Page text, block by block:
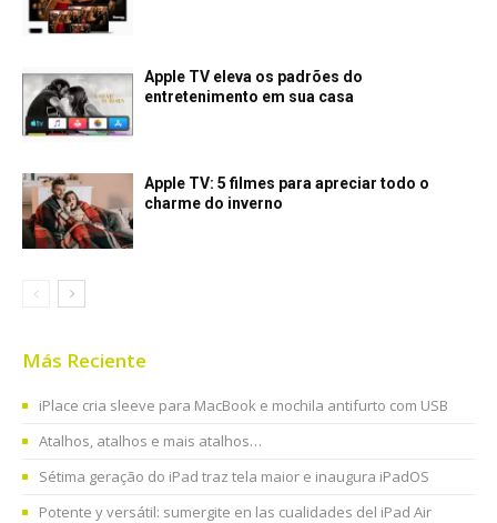
Apple TV eleva os padrões do
entretenimento em sua casa
Apple TV: 5 filmes para apreciar todo o
charme do inverno
Más Reciente
iPlace cria sleeve para MacBook e mochila antifurto com USB
Atalhos, atalhos e mais atalhos…
Sétima geração do iPad traz tela maior e inaugura iPadOS
Potente y versátil: sumergite en las cualidades del iPad Air